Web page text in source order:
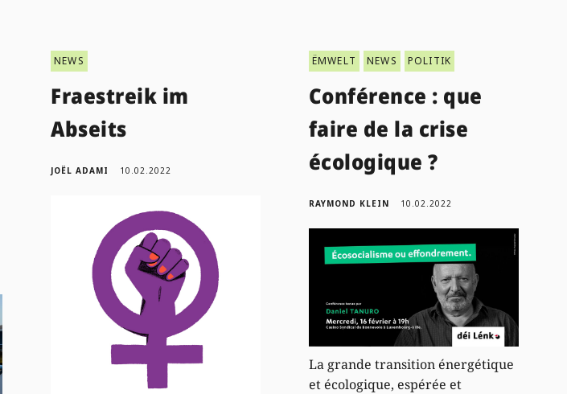
NEWS
Fraestreik im
Abseits
JOËL ADAMI 10.02.2022
ËMWELT NEWS POLITIK
Conférence : que
faire de la crise
écologique ?
RAYMOND KLEIN 10.02.2022
La grande transition énergétique
et écologique, espérée et